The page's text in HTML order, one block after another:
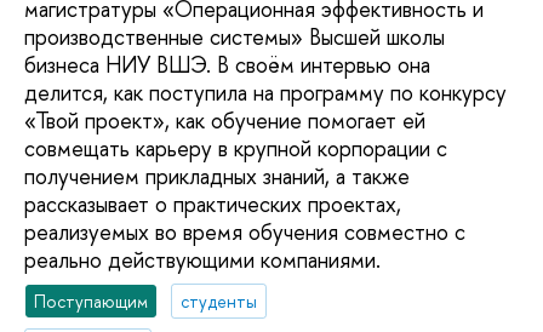
магистратуры «Операционная эффективность и
производственные системы» Высшей школы
бизнеса НИУ ВШЭ. В своём интервью она
делится, как поступила на программу по конкурсу
«Твой проект», как обучение помогает ей
совмещать карьеру в крупной корпорации с
получением прикладных знаний, а также
рассказывает о практических проектах,
реализуемых во время обучения совместно с
реально действующими компаниями.
Поступающим
студенты